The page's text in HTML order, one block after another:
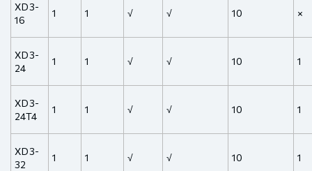
XD3-
16
1 1 √ √ 10 ×
XD3-
24
1 1 √ √ 10 1
XD3-
24T4
1 1 √ √ 10 1
XD3-
32
1 1 √ √ 10 1